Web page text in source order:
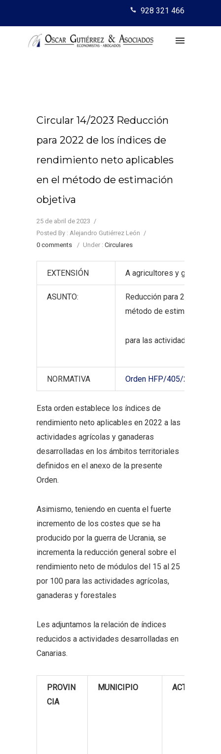
928 321 466
Circular 14/2023 Reducción
para 2022 de los índices de
rendimiento neto aplicables
en el método de estimación
objetiva
25 de abril de 2023 /
Posted By : Alejandro Gutiérrez León /
0 comments
/ Under : Circulares
EXTENSIÓN A agricultores y ganaderos
ASUNTO:
Reducción para 2022 de
método de estimación
para las actividades
NORMATIVA Orden HFP/405/2023
Esta orden establece los índices de
rendimiento neto aplicables en 2022 a las
actividades agrícolas y ganaderas
desarrolladas en los ámbitos territoriales
definidos en el anexo de la presente
Orden.
Asimismo, teniendo en cuenta el fuerte
incremento de los costes que se ha
producido por la guerra de Ucrania, se
incrementa la reducción general sobre el
rendimiento neto de módulos del 15 al 25
por 100 para las actividades agrícolas,
ganaderas y forestales
Les adjuntamos la relación de índices
reducidos a actividades desarrolladas en
Canarias.
PROVIN
CIA
MUNICIPIO ACTIVIDADES